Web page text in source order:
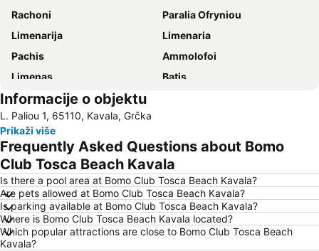
Rachoni
Paralia Ofryniou
Limenarija
Limenaria
Pachis
Ammolofoi
Limenas
Βatis
Pristanište Ormos Prinos
Mermerna plaža
Plaža Pefkari
Psili Ammos
Nea Peramos
Plaža Perigiali
Makryammos
Irakleitsa Αlana
Keramoti
Skala Marion
Traditional Settlement of Panagia
Plaža Paradise
Toska
Informacije o objektu
L. Paliou 1, 65110, Kavala, Grčka
Prikaži više
Frequently Asked Questions about Bomo
Club Tosca Beach Kavala
Is there a pool area at Bomo Club Tosca Beach Kavala?
Are pets allowed at Bomo Club Tosca Beach Kavala?
Is parking available at Bomo Club Tosca Beach Kavala?
Where is Bomo Club Tosca Beach Kavala located?
Which popular attractions are close to Bomo Club Tosca Beach
Kavala?